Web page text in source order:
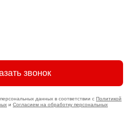
звонок
данных в соответствии с Политикой
и Согласием на обработку персональных